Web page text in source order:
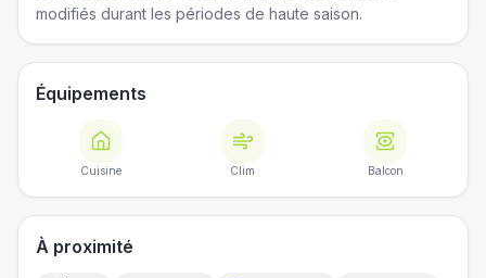
modifiés durant les périodes de haute saison.
Équipements
Cuisine Clim Balcon
À proximité